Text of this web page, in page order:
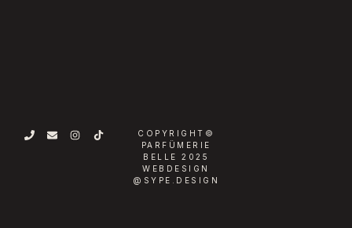
COPYRIGHT©
PARFÜMERIE
BELLE 2025
WEBDESIGN
@SYPE.DESIGN